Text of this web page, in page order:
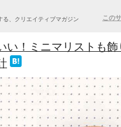
る、クリエイティブマガジン この
い！ミニマリストも